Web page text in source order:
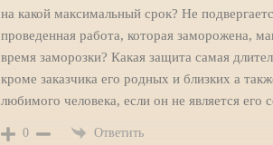
на какой максимальный срок? Не
проведенная работа, которая заморожена,
время заморозки? Какая защита самая
кроме заказчика его родных и близких а
любимого человека, если он не является его
0 Ответить